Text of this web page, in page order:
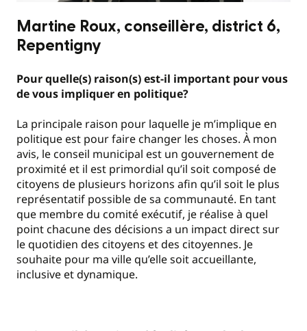
Martine Roux, conseillère, district 6,
Repentigny
Pour quelle(s) raison(s) est-il important pour vous
de vous impliquer en politique?
La principale raison pour laquelle je m’implique en
politique est pour faire changer les choses. À mon
avis, le conseil municipal est un gouvernement de
proximité et il est primordial qu’il soit composé de
citoyens de plusieurs horizons afin qu’il soit le plus
représentatif possible de sa communauté. En tant
que membre du comité exécutif, je réalise à quel
point chacune des décisions a un impact direct sur
le quotidien des citoyens et des citoyennes. Je
souhaite pour ma ville qu’elle soit accueillante,
inclusive et dynamique.